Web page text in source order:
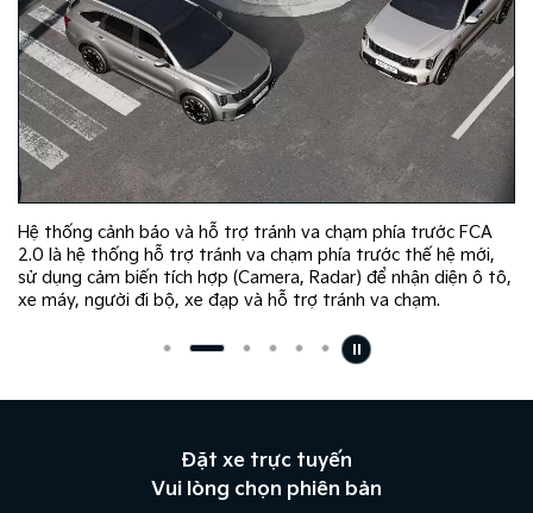
Hệ thống cảnh báo và hỗ trợ tránh va chạm phía trước FCA
2.0 là hệ thống hỗ trợ tránh va chạm phía trước thế hệ mới,
sử dụng cảm biến tích hợp (Camera, Radar) để nhận diện ô tô,
xe máy, người đi bộ, xe đạp và hỗ trợ tránh va chạm.
Đặt xe trực tuyến
Vui lòng chọn phiên bản